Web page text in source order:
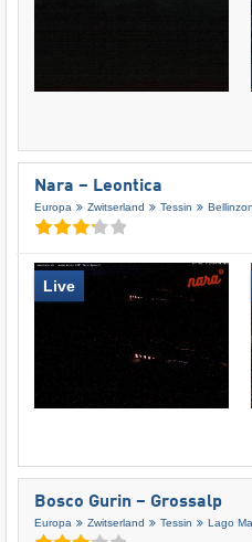
Nara – Leontica
Europa Zwitserland Tessin
Live
Bosco Gurin – Grossalp
Europa Zwitserland Tessin Lago